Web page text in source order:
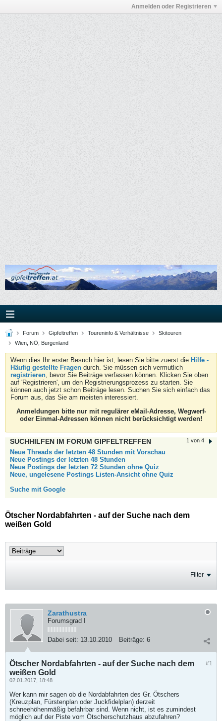
Anmelden oder Registrieren
Forum Gipfeltreffen Toureninfo & Verhältnisse
Skitouren
Wien, NÖ, Burgenland
Wenn dies Ihr erster Besuch hier ist, lesen Sie bitte zuerst die Hilfe -
Häufig gestellte Fragen durch. Sie müssen sich vermutlich
registrieren, bevor Sie Beiträge verfassen können. Klicken Sie oben
auf 'Registrieren', um den Registrierungsprozess zu starten. Sie
können auch jetzt schon Beiträge lesen. Suchen Sie sich einfach das
Forum aus, das Sie am meisten interessiert.
Anmeldungen bitte nur mit regulärer eMail-Adresse, Wegwerf-
oder Einmal-Adressen können nicht berücksichtigt werden!
1 von 4
SUCHHILFEN IM FORUM GIPFELTREFFEN
Neue Threads der letzten 48 Stunden mit Vorschau
Neue Postings der letzten 48 Stunden
Neue Postings der letzten 72 Stunden ohne Quiz
Neue, ungelesene Postings Listen-Ansicht ohne Quiz
Suche mit Google
Ötscher Nordabfahrten - auf der Suche nach dem
weißen Gold
Filter
Zarathustra
Forumsgrad I
Dabei seit: 13.10.2010 Beiträge: 6
#1
Ötscher Nordabfahrten - auf der Suche nach dem
weißen Gold
02.01.2017, 18:48
Wer kann mir sagen ob die Nordabfahrten des Gr. Ötschers
(Kreuzplan, Fürstenplan oder Juckfidelplan) derzeit
schneehöhenmäßig befahrbar sind. Wenn nicht, ist es zumindest
möglich auf der Piste vom Ötscherschutzhaus abzufahren?